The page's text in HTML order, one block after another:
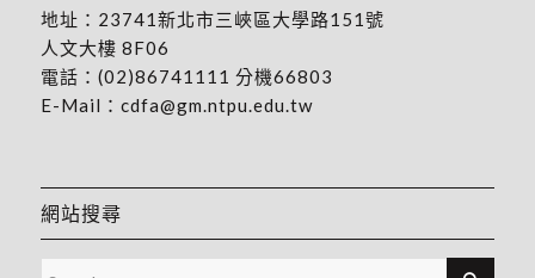
地址： 23741新北市三峽區大學路151號
人文大樓 8F06
電話： (02)86741111 分機66803
E-Mail： cdfa@gm.ntpu.edu.tw
網站搜尋